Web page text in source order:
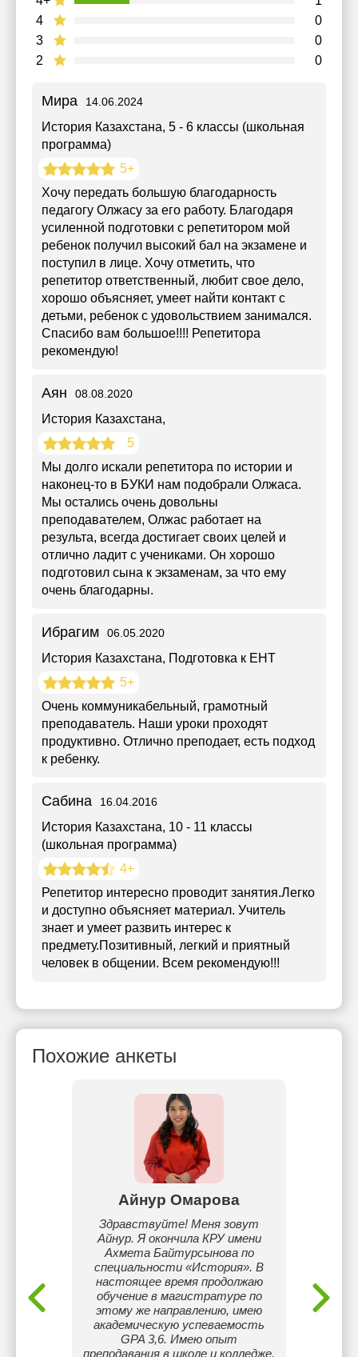
2 0
3 0
4 0
Мира 14.06.2024
История Казахстана, 5 - 6 классы (школьная
программа)
5+
Хочу передать большую благодарность
педагогу Олжасу за его работу. Благодаря
усиленной подготовки с репетитором мой
ребенок получил высокий бал на экзамене и
поступил в лице. Хочу отметить, что
репетитор ответственный, любит свое дело,
хорошо объясняет, умеет найти контакт с
детьми, ребенок с удовольствием занимался.
Спасибо вам большое!!!! Репетитора
рекомендую!
Аян 08.08.2020
История Казахстана,
5
Мы долго искали репетитора по истории и
наконец-то в БУКИ нам подобрали Олжаса.
Мы остались очень довольны
преподавателем, Олжас работает на
результа, всегда достигает своих целей и
отлично ладит с учениками. Он хорошо
подготовил сына к экзаменам, за что ему
очень благодарны.
Ибрагим 06.05.2020
История Казахстана, Подготовка к ЕНТ
5+
Очень коммуникабельный, грамотный
преподаватель. Наши уроки проходят
продуктивно. Отлично преподает, есть подход
к ребенку.
Сабина 16.04.2016
История Казахстана, 10 - 11 классы
(школьная программа)
4+
Репетитор интересно проводит занятия.Легко
и доступно объясняет материал. Учитель
знает и умеет развить интерес к
предмету.Позитивный, легкий и приятный
человек в общении. Всем рекомендую!!!
Похожие анкеты
Айнур Омарова
Здравствуйте! Меня зовут
Айнур. Я окончила КРУ имени
Ахмета Байтурсынова по
специальности «История». В
настоящее время продолжаю
обучение в магистратуре по
этому же направлению, имею
академическую успеваемость
GPA 3,6. Имею опыт
преподавания в школе и колледже,